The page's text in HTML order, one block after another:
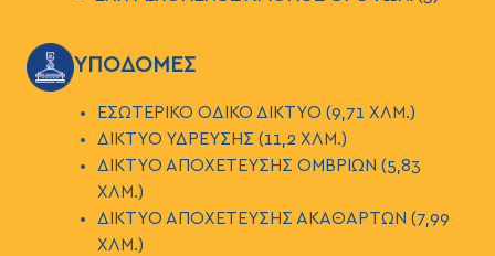
ΕΙΚΟΝΑΥΠΟΔΟΜΕΣ
EΣΩΤΕΡΙΚΟ ΟΔΙΚΟ ΔΙΚΤΥΟ (9,71 ΧΛΜ.)
ΔΙΚΤΥΟ ΥΔΡΕΥΣΗΣ (11,2 ΧΛΜ.)
ΔΙΚΤΥΟ ΑΠΟΧΕΤΕΥΣΗΣ ΟΜΒΡΙΩΝ (5,83
ΧΛΜ.)
ΔΙΚΤΥΟ ΑΠΟΧΕΤΕΥΣΗΣ ΑΚΑΘΑΡΤΩΝ (7,99
ΧΛΜ.)